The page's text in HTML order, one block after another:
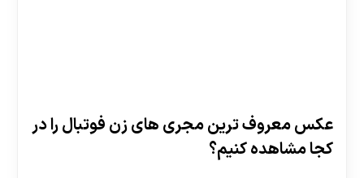
عکس معروف ترین مجری های زن فوتبال را در
کجا مشاهده کنیم؟